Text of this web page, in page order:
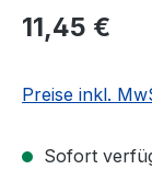
11,45 €
Preise inkl.
Sofort